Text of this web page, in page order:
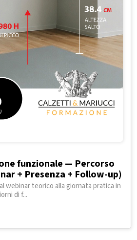
funzionale — Percorso
+ Presenza + Follow-up)
webinar teorico alla giornata pratica in
di f...